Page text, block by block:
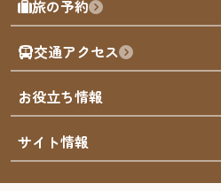
福岡のアート
福岡のナイトタイム
福岡の歴史・文化
サステナブルツーリズム
福岡検定
よかなび音声ガイド
買う
体験
泊まる
AIおまかせコース
オリジナルプラン
みんなの旅行記
旅の予約
交通アクセス
市内交通ガイド
お得なチケット
お役立ち情報
お知らせ
災害情報
サイト情報
まち歩き・体験プログラム掲